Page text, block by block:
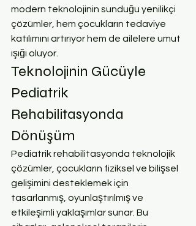
modern teknolojinin sunduğu yenilikçi
çözümler, hem çocukların tedaviye
katılımını artırıyor hem de ailelere umut
ışığı oluyor.
Teknolojinin Gücüyle
Pediatrik
Rehabilitasyonda
Dönüşüm
Pediatrik rehabilitasyonda teknolojik
çözümler, çocukların fiziksel ve bilişsel
gelişimini desteklemek için
tasarlanmış, oyunlaştırılmış ve
etkileşimli yaklaşımlar sunar. Bu